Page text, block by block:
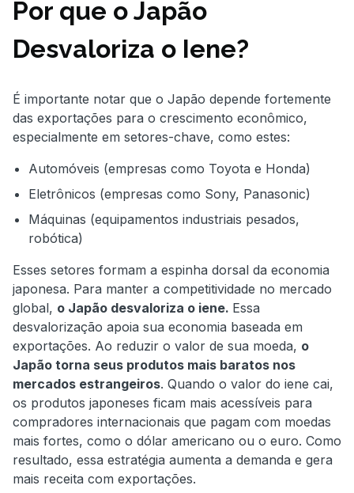
Por que o Japão
Desvaloriza o Iene?
É importante notar que o Japão depende fortemente
das exportações para o crescimento econômico,
especialmente em setores-chave, como estes:
Automóveis (empresas como Toyota e Honda)
Eletrônicos (empresas como Sony, Panasonic)
Máquinas (equipamentos industriais pesados,
robótica)
Esses setores formam a espinha dorsal da economia
japonesa. Para manter a competitividade no mercado
global, o Japão desvaloriza o iene. Essa
desvalorização apoia sua economia baseada em
exportações. Ao reduzir o valor de sua moeda, o
Japão torna seus produtos mais baratos nos
mercados estrangeiros. Quando o valor do iene cai,
os produtos japoneses ficam mais acessíveis para
compradores internacionais que pagam com moedas
mais fortes, como o dólar americano ou o euro. Como
resultado, essa estratégia aumenta a demanda e gera
mais receita com exportações.